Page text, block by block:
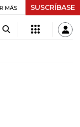
$ 416,96 +$ 0,05 +0,01%
MÁS SUSCRÍBASE